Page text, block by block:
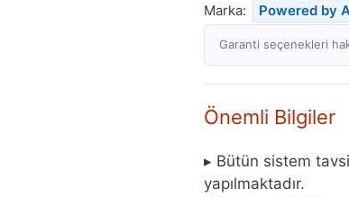
Marka:
Powered by
Garanti seçenekleri
Önemli Bilgiler
▸ Bütün sistem
yapılmaktadır.